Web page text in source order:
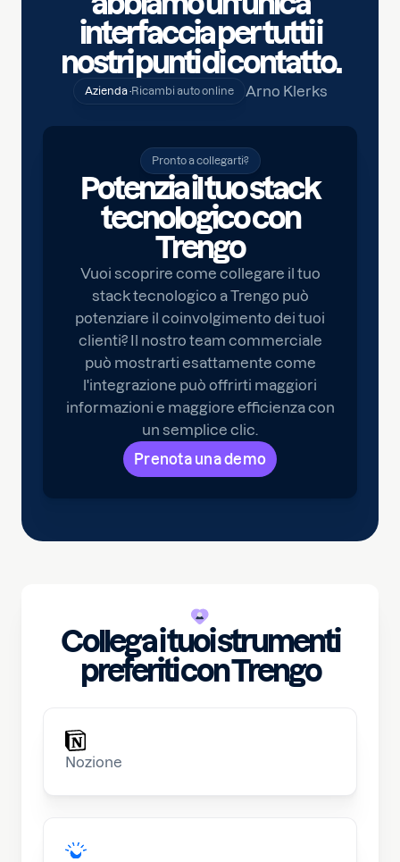
interfaccia per tutti i
nostri punti di contatto.
Azienda ·Ricambi auto online Arno Klerks
Pronto a collegarti?
Potenzia il tuo stack
tecnologico con
Trengo
Vuoi scoprire come collegare il tuo
stack tecnologico a Trengo può
potenziare il coinvolgimento dei tuoi
clienti? Il nostro team commerciale
può mostrarti esattamente come
l'integrazione può offrirti maggiori
informazioni e maggiore efficienza con
un semplice clic.
Prenota una demo
Collega i tuoi strumenti
preferiti con Trengo
Nozione